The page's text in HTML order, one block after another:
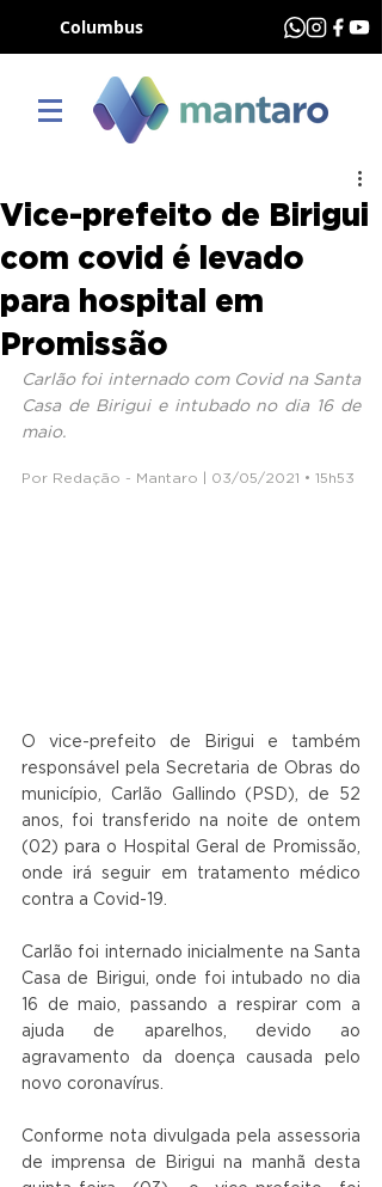
Columbus
Vice-prefeito de Birigui
com covid é levado
para hospital em
Promissão
Carlão foi internado com Covid na Santa
Casa de Birigui e intubado no dia 16 de
maio.
Por Redação - Mantaro | 03/05/2021 • 15h53
O vice-prefeito de Birigui e também
responsável pela Secretaria de Obras do
município, Carlão Gallindo (PSD), de 52
anos, foi transferido na noite de ontem
(02) para o Hospital Geral de Promissão,
onde irá seguir em tratamento médico
contra a Covid-19.
Carlão foi internado inicialmente na Santa
Casa de Birigui, onde foi intubado no dia
16 de maio, passando a respirar com a
ajuda de aparelhos, devido ao
agravamento da doença causada pelo
novo coronavírus.
Conforme nota divulgada pela assessoria
de imprensa de Birigui na manhã desta